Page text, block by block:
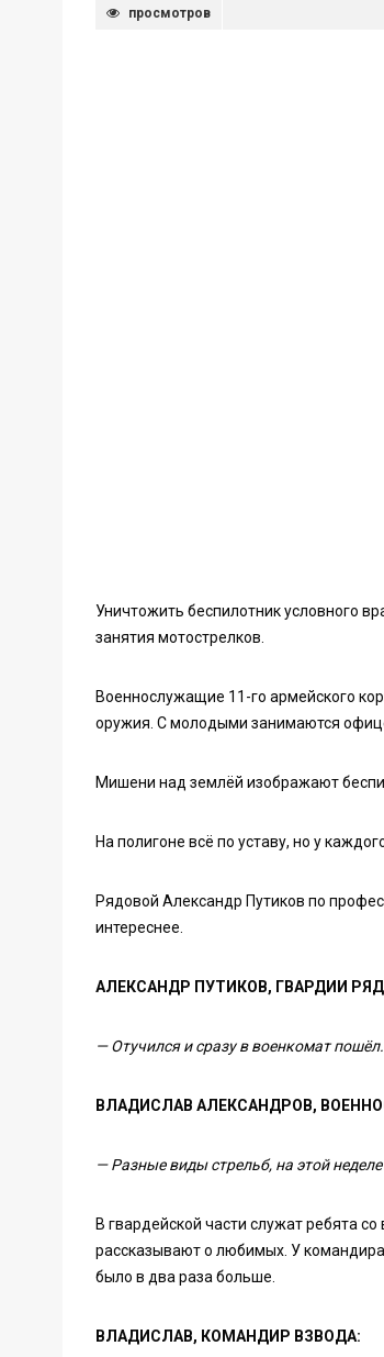
просмотров
Уничтожить беспилотник условного
занятия мотострелков.
Военнослужащие 11-го армейского
оружия. С молодыми занимаются
Мишени над землёй изображают
На полигоне всё по уставу, но у
Рядовой Александр Путиков по
интереснее.
АЛЕКСАНДР ПУТИКОВ, ГВАРДИИ
— Отучился и сразу в военкомат
ВЛАДИСЛАВ АЛЕКСАНДРОВ,
— Разные виды стрельб, на этой
В гвардейской части служат ребята
рассказывают о любимых. У командира
было в два раза больше.
ВЛАДИСЛАВ, КОМАНДИР ВЗВОДА: